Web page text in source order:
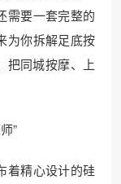
需要一套完整的
为你拆解足底按
把同城按摩、上
”
着精心设计的硅